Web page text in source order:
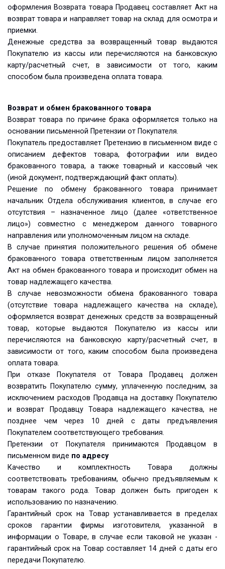
оформления Возврата товара Продавец составляет Акт на
возврат товара и направляет товар на склад для осмотра и
приемки.
Денежные средства за возвращенный товар выдаются
Покупателю из кассы или перечисляются на банковскую
карту/расчетный счет, в зависимости от того, каким
способом была произведена оплата товара.
Возврат и обмен бракованного товара
Возврат товара по причине брака оформляется только на
основании письменной Претензии от Покупателя.
Покупатель предоставляет Претензию в письменном виде с
описанием дефектов товара, фотографии или видео
бракованного товара, а также товарный и кассовый чек
(иной документ, подтверждающий факт оплаты).
Решение по обмену бракованного товара принимает
начальник Отдела обслуживания клиентов, в случае его
отсутствия – назначенное лицо (далее «ответственное
лицо») совместно с менеджером данного товарного
направления или уполномоченным лицом на складе.
В случае принятия положительного решения об обмене
бракованного товара ответственным лицом заполняется
Акт на обмен бракованного товара и происходит обмен на
товар надлежащего качества.
В случае невозможности обмена бракованного товара
(отсутствие товара надлежащего качества на складе),
оформляется возврат денежных средств за возвращенный
товар, которые выдаются Покупателю из кассы или
перечисляются на банковскую карту/расчетный счет, в
зависимости от того, каким способом была произведена
оплата товара.
При отказе Покупателя от Товара Продавец должен
возвратить Покупателю сумму, уплаченную последним, за
исключением расходов Продавца на доставку Покупателю
и возврат Продавцу Товара надлежащего качества, не
позднее чем через 10 дней с даты предъявления
Покупателем соответствующего требования.
Претензии от Покупателя принимаются Продавцом в
письменном виде по адресу
Качество и комплектность Товара должны
соответствовать требованиям, обычно предъявляемым к
товарам такого рода. Товар должен быть пригоден к
использованию по назначению.
Гарантийный срок на Товар устанавливается в пределах
сроков гарантии фирмы изготовителя, указанной в
информации о Товаре, в случае если таковой не указан -
гарантийный срок на Товар составляет 14 дней с даты его
передачи Покупателю.